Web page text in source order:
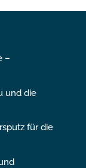
–
und die
für die